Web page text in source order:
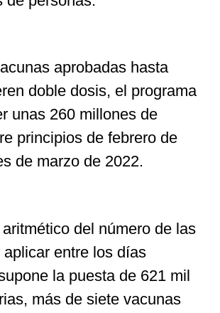
aprobadas hasta
doble dosis, el programa
unas 260 millones de
principios de febrero de
de marzo de 2022.
del número de las
entre los días
la puesta de 621 mil
más de siete vacunas